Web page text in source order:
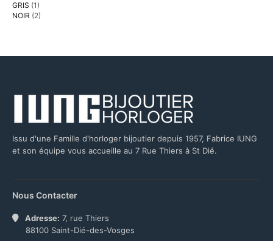
GRIS (1)
NOIR (2)
Issu d'une Famille d'horloger bijoutier depuis 1957, Fabrice IUNG
et son équipe vous accueille au 7 Rue Thiers à St Dié.
Nous Contacter
Adresse: 7, rue Thiers
88100 Saint-Dié-des-Vosges